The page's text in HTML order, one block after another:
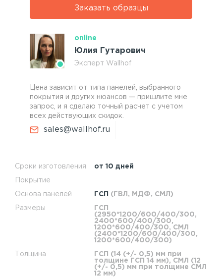
Сроки изготовления от 10 дней
Покрытие
Основа панелей ГСП (ГВЛ, МДФ, СМЛ)
Размеры
ГСП
(2950*1200/600/400/300,
2400*600/400/300,
1200*600/400/300, СМЛ
(2400*1200/600/400/300,
1200*600/400/300)
Толщина
ГСП (14 (+/- 0,5) мм при
толщине ГСП 14 мм), СМЛ (12
(+/- 0,5) мм при толщине СМЛ
12 мм)
Заказать образцы
online
Юлия Гутарович
Эксперт Wallhof
Цена зависит от типа панелей, выбранного
покрытия и других нюансов — пришлите мне
запрос, и я сделаю точный расчет с учетом
всех действующих скидок.
sales@wallhof.ru